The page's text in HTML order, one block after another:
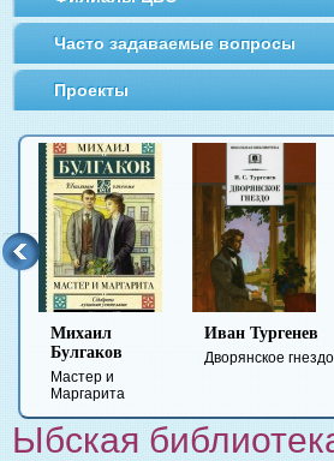
Часто задаваемые вопросы
Проекты
Иван Тургенев
Дворянское гнездо
Иван Тургенев
Отцы и дети
Ыбская